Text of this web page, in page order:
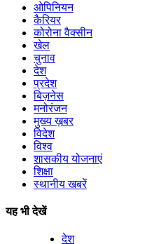
ओपिनियन
कैरियर
कोरोना वैक्सीन
खेल
चुनाव
देश
प्रदेश
बिज़नेस
मनोरंजन
मुख्य ख़बर
विदेश
विश्व
शासकीय योजनाएं
शिक्षा
स्थानीय खबरें
यह भी देखें
देश